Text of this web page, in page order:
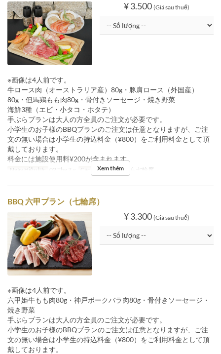
¥ 3.500 (Giá sau thuế)
※画像は4人前です。
牛ロース肉（オーストラリア産）80g・豚肩ロース（外国産）
80g・但馬鶏もも肉80g・骨付きソーセージ・焼き野菜
海鮮3種（エビ・小タコ・ホタテ）
手ぶらプランは大人の方全員のご注文が必要です。
小学生のお子様のBBQプランのご注文は任意となりますが、ご注
文の無い場合は小学生の持込料金（¥800）をご利用料金として頂
戴しております。
料金には施設使用料¥200が含まれます。
Ngày Hiệu lực 02 Thg 7 ~ Các Loại Ghế 手ぶら七輪席
Xem thêm
BBQ 六甲プラン（七輪席）
¥ 3.300 (Giá sau thuế)
※画像は4人前です。
六甲姫牛もも肉80g・神戸ポークバラ肉80g・骨付きソーセージ・
焼き野菜
手ぶらプランは大人の方全員のご注文が必要です。
小学生のお子様のBBQプランのご注文は任意となりますが、ご注
文の無い場合は小学生の持込料金（¥800）をご利用料金として頂
戴しております。